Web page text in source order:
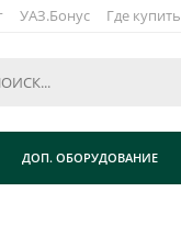
УАЗ.Бонус Где купить
ДОП. ОБОРУДОВАНИЕ